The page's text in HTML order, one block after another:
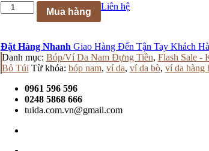
lượng
Mua hàng
Liên hệ
Đặt Hàng Nhanh Giao Hàng Đến Tận Tay Khách
Danh mục: Bóp/Ví Da Nam Đựng Tiền, Flash Sale -
Bỏ Túi Từ khóa: bóp nam, ví da, ví da bò, ví da hàng
0961 596 596
0248 5868 666
tuida.com.vn@gmail.com